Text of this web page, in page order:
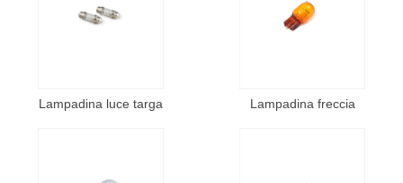
Lampadina luce targa Lampadina freccia